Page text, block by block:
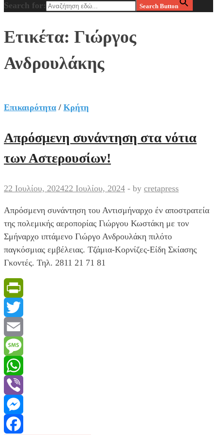
Search for: Search Button
Ετικέτα: Γιώργος
Ανδρουλάκης
Επικαιρότητα / Κρήτη
Απρόσμενη συνάντηση στα νότια
των Αστερουσίων!
22 Ιουλίου, 202422 Ιουλίου, 2024 - by cretapress
Απρόσμενη συνάντηση του Αντισμήναρχο έν αποστρατεία
της πολεμικής αεροπορίας Γιώργου Κωστάκη με τον
Σμήναρχο ιπτάμενο Γιώργο Ανδρουλάκη πιλότο
παγκόσμιας εμβέλειας. Τζάμια-Κορνίζες-Είδη Σκίασης
Γκοντές. Τηλ. 2811 21 71 81
PrintFriendly
Twitter
Email
Message
WhatsApp
Viber
Messenger